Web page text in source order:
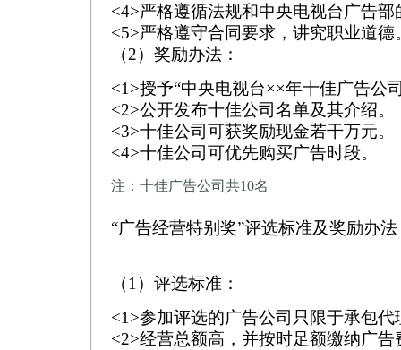
<4>严格遵循法规和中央电视台广告部
<5>严格遵守合同要求，讲究职业道德
（2）奖励办法：
<1>授予“中央电视台××年十佳广告公
<2>公开发布十佳公司名单及其介绍。
<3>十佳公司可获奖励现金若干万元。
<4>十佳公司可优先购买广告时段。
注：十佳广告公司共10名
“广告经营特别奖”评选标准及奖励办法
（1）评选标准：
<1>参加评选的广告公司只限于承包
<2>经营总额高，并按时足额缴纳广告